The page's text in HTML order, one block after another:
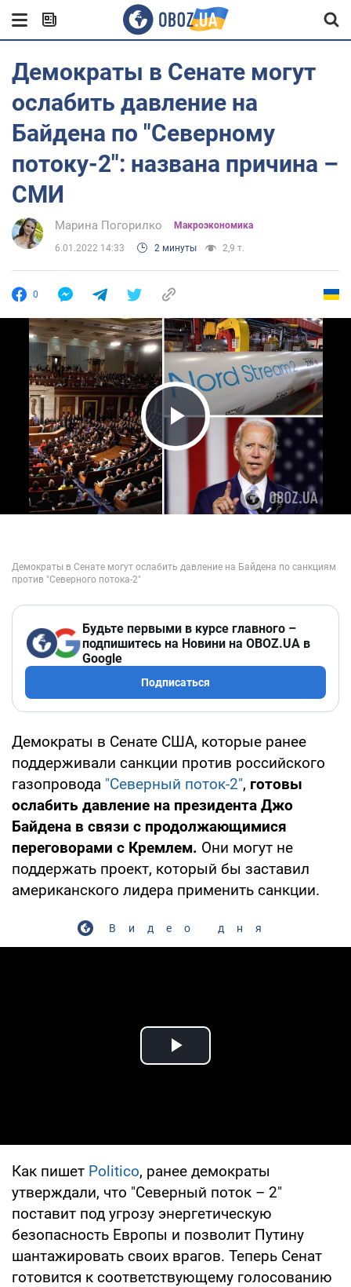
Демократы в Сенате могут
ослабить давление на
Байдена по "Северному
потоку-2": названа причина –
СМИ
Марина Погорилко Mакроэкономика
6.01.2022 14:33 2 минуты 2,9 т.
0
Play Video
Будьте первыми в курсе главного –
подпишитесь на Новини на OBOZ.UA в
Google
Подписаться
Демократы в Сенате США, которые ранее
поддерживали санкции против российского
газопровода "Северный поток-2", готовы
ослабить давление на президента Джо
Байдена в связи с продолжающимися
переговорами с Кремлем. Они могут не
поддержать проект, который бы заставил
американского лидера применить санкции.
Видео дня
Play Video
Как пишет Politico, ранее демократы
утверждали, что "Северный поток – 2"
поставит под угрозу энергетическую
безопасность Европы и позволит Путину
шантажировать своих врагов. Теперь Сенат
готовится к соответствующему голосованию